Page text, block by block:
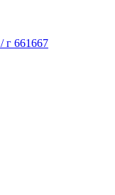
г 661667